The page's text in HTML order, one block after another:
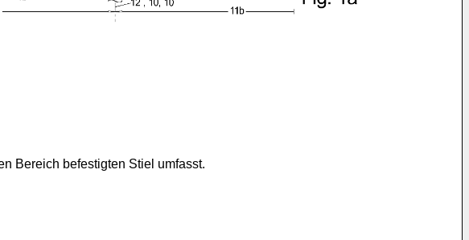
Bereich befestigten Stiel umfasst.